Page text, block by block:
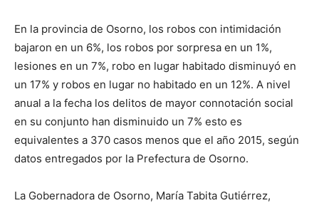
En la provincia de Osorno, los robos con intimidación
bajaron en un 6%, los robos por sorpresa en un 1%,
lesiones en un 7%, robo en lugar habitado disminuyó en
un 17% y robos en lugar no habitado en un 12%. A nivel
anual a la fecha los delitos de mayor connotación social
en su conjunto han disminuido un 7% esto es
equivalentes a 370 casos menos que el año 2015, según
datos entregados por la Prefectura de Osorno.
La Gobernadora de Osorno, María Tabita Gutiérrez,